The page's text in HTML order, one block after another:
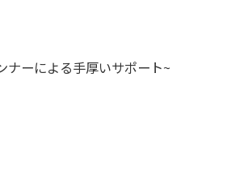
ーによる手厚いサポート~